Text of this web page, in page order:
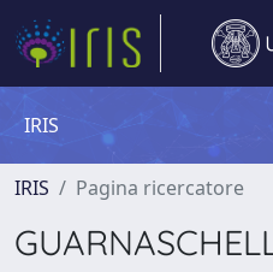
IRIS
IRIS Pagina ricercatore